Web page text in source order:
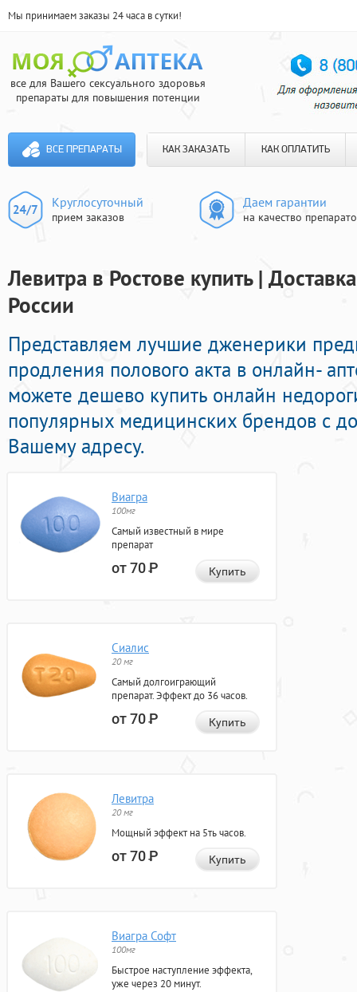
Мы принимаем заказы 24 часа в сутки!
все для Вашего сексуального здоровья
препараты для повышения потенции
ВСЕ ПРЕПАРАТЫ КАК ЗАКАЗАТЬ КАК ОПЛАТИТЬ
Круглосуточный
прием заказов
Даем гарантии
на качество
Левитра в Ростове купить |
России
Представляем лучшие дженерики
продления полового акта в онлайн-
можете дешево купить онлайн
популярных медицинских брендов с
Вашему адресу.
Виагра
100мг
Самый известный в мире
препарат
от 70Р Купить
Сиалис
20 мг
Самый долгоиграющий
препарат. Эффект до 36 часов.
от 70Р Купить
Левитра
20 мг
Мощный эффект на 5ть часов.
от 70Р Купить
Виагра Софт
100мг
Быстрое наступление эффекта,
уже через 20 минут.